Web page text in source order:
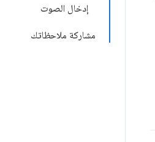
إدخال الصوت
مشاركة ملاحظاتك